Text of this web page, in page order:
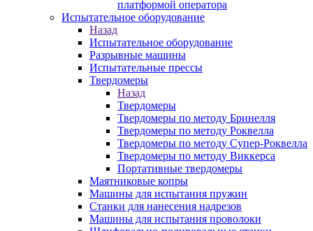
платформой оператора
Испытательное оборудование
Назад
Испытательное оборудование
Разрывные машины
Испытательные прессы
Твердомеры
Назад
Твердомеры
Твердомеры по методу Бринелля
Твердомеры по методу Роквелла
Твердомеры по методу Супер-Роквелла
Твердомеры по методу Виккерса
Портативные твердомеры
Маятниковые копры
Машины для испытания пружин
Станки для нанесения надрезов
Машины для испытания проволоки